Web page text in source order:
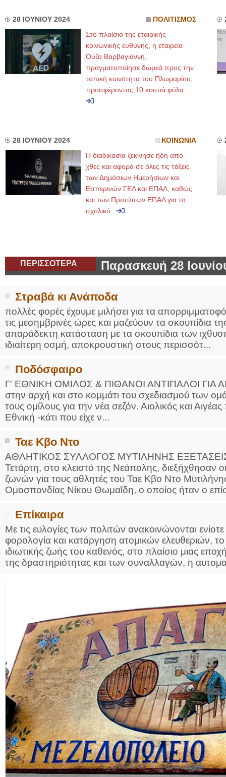
28 ΙΟΥΝΙΟΥ 2024 ΠΟΛΙΤΙΣΜΟΣ
Στο πλαίσιο της εταιρικής
κοινωνικής ευθύνης, η εταιρεία
Ούζο Βαρβαγιάννη,
πραγματοποίησε δωρεά προς την
τοπική κοινότητα του Πλωμαρίου,
προσφέροντας 10 κουτιά φύλα
28 ΙΟΥΝΙΟΥ 2024 ΚΟΙΝΩΝΙΑ
Η διαδικασία ξεκίνησε ήδη από
χθες και αφορά σε όλες τις τάξεις
των Δημόσιων Ημερήσιων και
Εσπερινών ΓΕΛ και ΕΠΑΛ, καθώς
και των Προτύπων ΕΠΑΛ για το
σχολικό
ΠΕΡΙΣΣΟΤΕΡΑ Παρασκευή 28
Στραβά κι Ανάποδα
πολλές φορές έχουμε μιλήσει για τα
τις μεσημβρινές ώρες και μαζεύουν τα σκουπίδια
απαράδεκτη κατάσταση με τα σκουπίδια των
ιδιαίτερη οσμή, αποκρουστική στους περισσότ...
Ποδόσφαιρο
Γ' ΕΘΝΙΚΗ ΟΜΙΛΟΣ & ΠΙΘΑΝΟΙ ΑΝΤΙΠΑΛΟΙ ΓΙΑ
στην αρχή και στο κομμάτι του σχεδιασμού των
τους ομίλους για την νέα σεζόν. Αιολικός και
Εθνική -κάτι που είχε ν...
Ταε Κβο Ντο
ΑΘΛΗΤΙΚΟΣ ΣΥΛΛΟΓΟΣ ΜΥΤΙΛΗΝΗΣ
Τετάρτη, στο κλειστό της Νεάπολης, διεξήχθησαν
ζωνών για τους αθλητές του Ταε Κβο Ντο
Ομοσπονδίας Νίκου Θωμαΐδη, ο οποίος ήταν ο
Επίκαιρα
Με τις ευλογίες των πολιτών ανακοινώνονται
φορολογία και κατάργηση ατομικών ελευθεριών,
ιδιωτικής ζωής του καθενός, στο πλαίσιο μιας
της δραστηριότητας και των συναλλαγών, η